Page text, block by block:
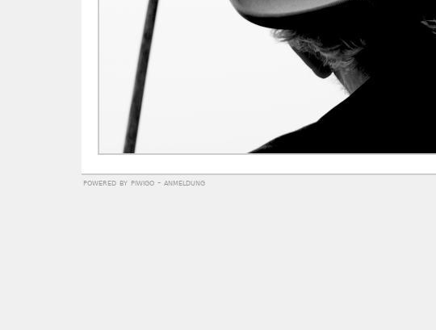
powered by piwigo- anmeldung